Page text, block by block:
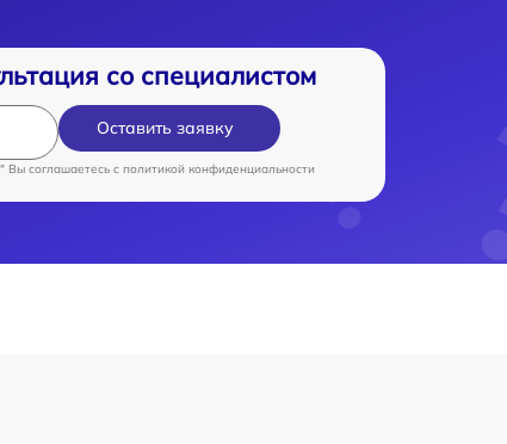
со специалистом
Оставить заявку
Вы соглашаетесь c политикой конфиденциальности